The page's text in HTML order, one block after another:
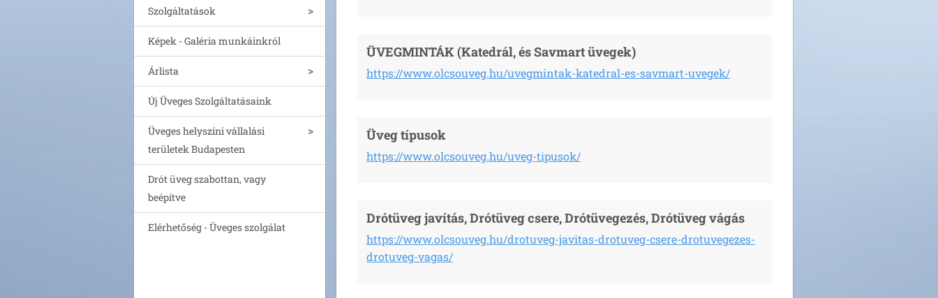
Szolgáltatások
Képek - Galéria munkáinkról
Árlista
Új Üveges Szolgáltatásaink
Üveges helyszíni vállalási
területek Budapesten
Drót üveg szabottan, vagy
beépítve
Elérhetőség - Üveges szolgálat
ÜVEGMINTÁK (Katedrál, és Savmart üvegek)
https://www.olcsouveg.hu/uvegmintak-katedral-es-savmart-uvegek/
Üveg típusok
https://www.olcsouveg.hu/uveg-tipusok/
Drótüveg javítás, Drótüveg csere, Drótüvegezés, Drótüveg vágás
https://www.olcsouveg.hu/drotuveg-javitas-drotuveg-csere-drotuvegezes-
drotuveg-vagas/